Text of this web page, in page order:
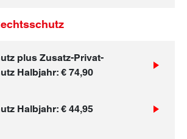
plus Zusatz-Privat-
Halbjahr: € 74,90
Halbjahr: € 44,95